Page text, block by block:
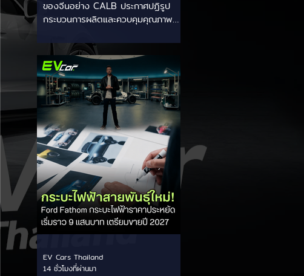
กล้วยหอม" บวมพองในรถ
EV ของ GAC Aion
ของจีนอย่าง CALB ประกาศปฏิรูป
กระบวนการผลิตและควบคุมคุณภาพ
ปัญหากรณีเซลล์แบตเตอรี่ LFP ขนาด
177 Ah บวมพองจนมีรูปทรงงอคล้าย
กล้วยหอม (Banana Battery) ส่งผล
ให้รถยนต์ไฟฟ้า GAC Aion S ที่ใช้งาน
เชิงพาณิชย์ (เช่น แท็กซี่ และ Ride-
hailing) เกิดอาการแบตเตอรี่บวม น้ำ
ยาอิเล็กโทรไลต์รั่วซึม และพลังงานดับ
กะทันหัน ซึ่งกระทบรถยนต์ในจีนกว่า
213,000 คัน วิกฤตแบตเตอรี่กล้วย
หอม: ปัญหาเกิดขึ้นกับเซลล์ LFP ของ
CALB ในรถ Aion S ที่ใช
EV Cars Thailand
14 ชั่วโมงที่ผ่านมา